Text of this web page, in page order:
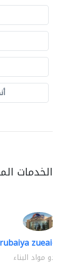
الخدمات
rubaiya zueaid
موردو مواد البناء